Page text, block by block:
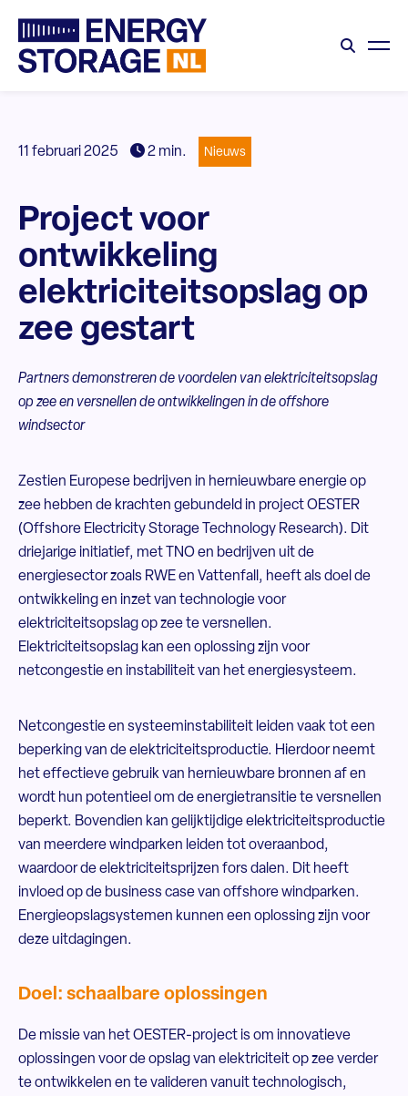
11 februari 2025 2 min. Nieuws
Project voor
ontwikkeling
elektriciteitsopslag op
zee gestart
Partners demonstreren de voordelen van elektriciteitsopslag
op zee en versnellen de ontwikkelingen in de offshore
windsector
Zestien Europese bedrijven in hernieuwbare energie op
zee hebben de krachten gebundeld in project OESTER
(Offshore Electricity Storage Technology Research). Dit
driejarige initiatief, met
TNOen bedrijven uit de
energiesector zoals RWEen Vattenfall, heeft als doel de
ontwikkeling en inzet van technologie voor
elektriciteitsopslag op zee te versnellen.
Elektriciteitsopslag kan een oplossing zijn voor
netcongestie en instabiliteit van het energiesysteem.
Netcongestie en systeeminstabiliteit leiden vaak tot een
beperking van de elektriciteitsproductie. Hierdoor neemt
het effectieve gebruik van hernieuwbare bronnen af en
wordt hun potentieel om de energietransitie te versnellen
beperkt. Bovendien kan gelijktijdige elektriciteitsproductie
van meerdere windparken leiden tot overaanbod,
waardoor de elektriciteitsprijzen fors dalen. Dit heeft
invloed op de business case van offshore windparken.
Energieopslagsystemen kunnen een oplossing zijn voor
deze uitdagingen.
Doel: schaalbare oplossingen
De missie van het OESTER-project is om innovatieve
oplossingen voor de opslag van elektriciteit op zee verder
te ontwikkelen en te valideren vanuit technologisch,